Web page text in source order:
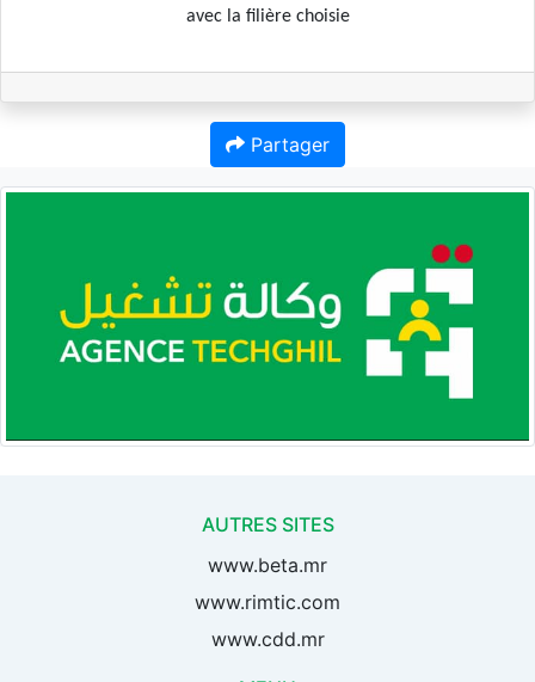
avec la filière choisie
Partager
AUTRES SITES
www.beta.mr
www.rimtic.com
www.cdd.mr